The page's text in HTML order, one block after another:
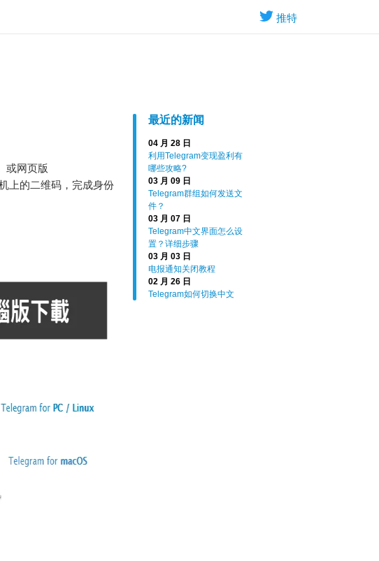
推特
最近的新闻
04 月 28 日
利用Telegram变现盈利有
哪些攻略?
03 月 09 日
Telegram群组如何发送文
件？
03 月 07 日
Telegram中文界面怎么设
置？详细步骤
03 月 03 日
电报通知关闭教程
02 月 26 日
Telegram如何切换中文
或网页版
上的二维码，完成身份